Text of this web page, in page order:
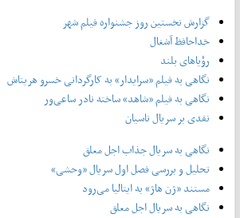
گزارش نخستین روز جشنواره فیلم شهر
خداحافظ آشغال
رؤیاهای بلند
نگاهی به فیلم «سرایدار» به کارگردانی خسرو هریتاش
نگاهی به فیلم «شاهد» ساخته نادر ساعی‌ور
نقدی بر سریال تاسیان
نگاهی به سریال جذاب اجل معلق
تحلیل و بررسی فصل اول سریال «وحشی»
مستند «ژن هاژ» به ایتالیا می‌رود
نگاهی به سریال اجل معلق